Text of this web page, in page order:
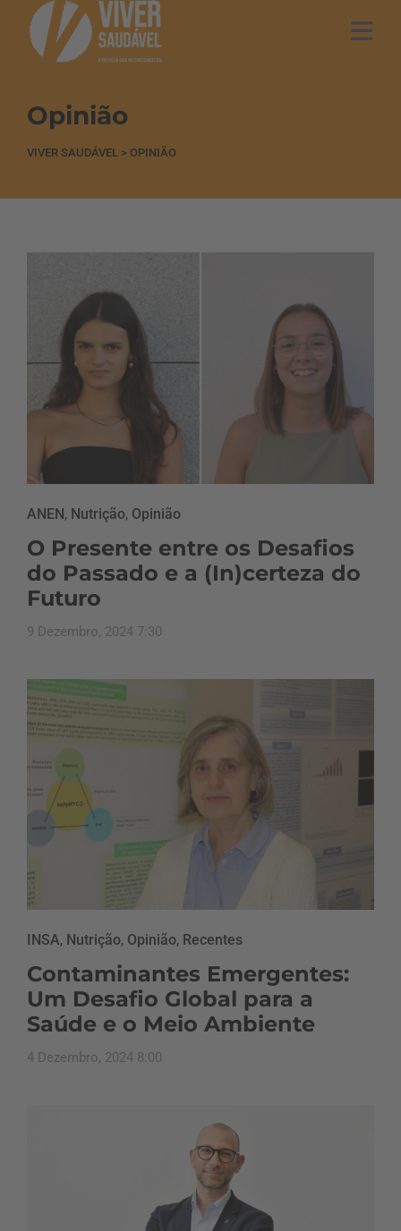
Opinião
VIVER SAUDÁVEL > OPINIÃO
ANEN, Nutrição, Opinião
O Presente entre os Desafios
do Passado e a (In)certeza do
Futuro
9 Dezembro, 2024 7:30
INSA, Nutrição, Opinião, Recentes
Contaminantes Emergentes:
Um Desafio Global para a
Saúde e o Meio Ambiente
4 Dezembro, 2024 8:00